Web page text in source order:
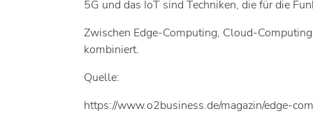
5G und das IoT sind Techniken, die für die
Zwischen Edge-Computing, Cloud-
kombiniert.
Quelle:
https://www.o2business.de/magazin/edge-